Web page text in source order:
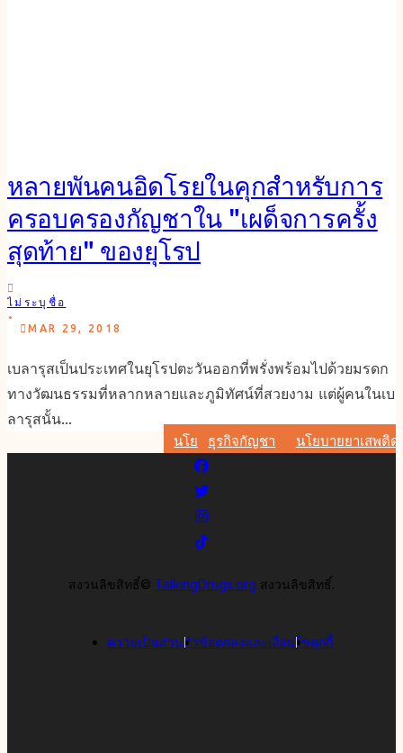
นโยบายยาเสพติด ยาเสพติดและเพศ
ธุรกิจกัญชา นโยบายยาเสพติด
หลายพันคนอิดโรยในคุกสำหรับการ
ครอบครองกัญชาใน "เผด็จการครั้ง
สุดท้าย" ของยุโรป
ไม่ระบุชื่อ
.
MAR 29, 2018
เบลารุสเป็นประเทศในยุโรปตะวันออกที่พรั่งพร้อมไปด้วยมรดก
ทางวัฒนธรรมที่หลากหลายและภูมิทัศน์ที่สวยงาม แต่ผู้คนในเบ
ลารุสนั้น...
สงวนลิขสิทธิ์© TalkingDrugs.org สงวนลิขสิทธิ์.
ความเป็นส่วนตัวข้อตกลงและเงื่อนไขคุกกี้